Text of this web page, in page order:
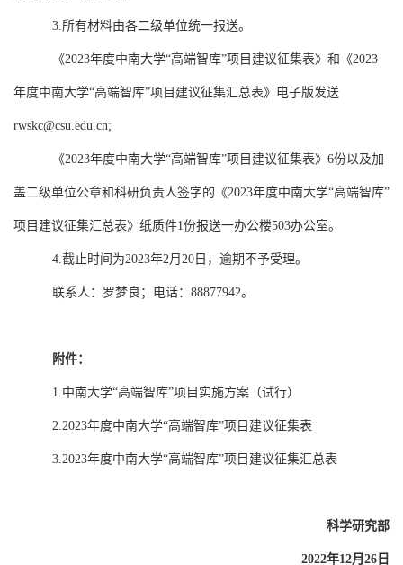
3.所有材料由各二级单位统一报送。
《2023年度中南大学“高端智库”项目建议征集表》和《2023
年度中南大学“高端智库”项目建议征集汇总表》电子版发送
rwskc@csu.edu.cn;
《2023年度中南大学“高端智库”项目建议征集表》 6份以及加
盖二级单位公章和科研负责人签字的《2023年度中南大学“高端智库”
项目建议征集汇总表》纸质件1份报送一办公楼503办公室。
4.截止时间为2023年2月 20 日，逾期不予受理。
联系人：罗梦良；电话： 88877942。
附件：
1.中南大学“高端智库”项目实施方案（试行）
2.2023年度中南大学“高端智库”项目建议征集表
3.2023年度中南大学“高端智库”项目建议征集汇总表
科学研究部
2022年12月 26 日